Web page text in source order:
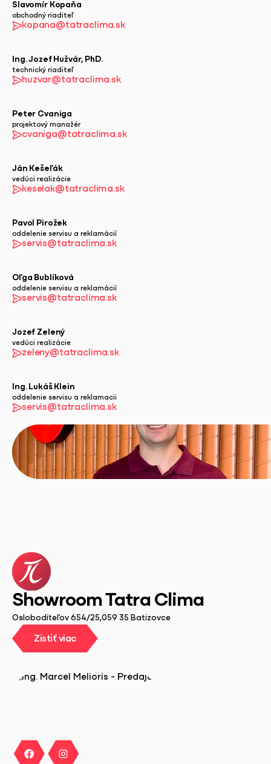
Slavomír Kopaňa
obchodný riaditeľ
kopana@tatraclima.sk
Ing. Jozef Hužvár, PhD.
technický riaditeľ
huzvar@tatraclima.sk
Peter Cvaniga
projektový manažér
cvaniga@tatraclima.sk
Ján Kešeľák
vedúci realizácie
keselak@tatraclima.sk
Pavol Pirožek
oddelenie servisu a reklamácií
servis@tatraclima.sk
Oľga Bublíková
oddelenie servisu a reklamácií
servis@tatraclima.sk
Jozef Zelený
vedúci realizácie
zeleny@tatraclima.sk
Ing. Lukáš Klein
oddelenie servisu a reklamacii
servis@tatraclima.sk
Showroom Tatra Clima
Osloboditeľov 654/25,059 35 Batizovce
Zistiť viacZistiť viac